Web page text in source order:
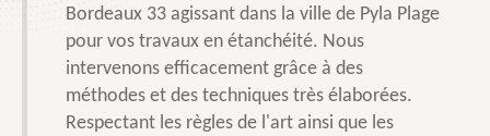
Bordeaux 33 agissant dans la ville de Pyla Plage
pour vos travaux en étanchéité. Nous
intervenons efficacement grâce à des
méthodes et des techniques très élaborées.
Respectant les règles de l'art ainsi que les